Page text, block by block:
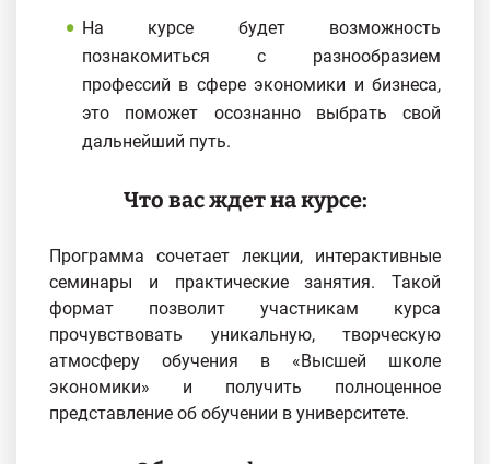
На курсе будет возможность
познакомиться с разнообразием
профессий в сфере экономики и бизнеса,
это поможет осознанно выбрать свой
дальнейший путь.
Что вас ждет на курсе:
Программа сочетает лекции, интерактивные
семинары и практические занятия. Такой
формат позволит участникам курса
прочувствовать уникальную, творческую
атмосферу обучения в «Высшей школе
экономики» и получить полноценное
представление об обучении в университете.